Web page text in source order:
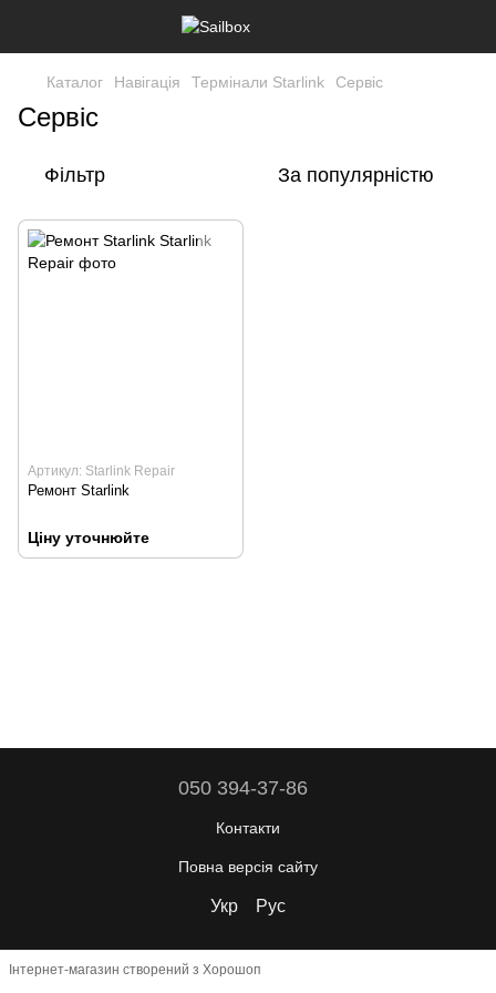
Каталог Навігація Термінали Starlink Сервіс
Сервіс
Фільтр За популярністю
Артикул: Starlink Repair
Ремонт Starlink
Ціну уточнюйте
050 394-37-86
Контакти
Повна версія сайту
Укр Рус
Інтернет-магазин створений з Хорошоп